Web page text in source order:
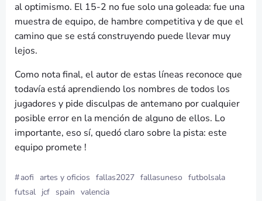
al optimismo. El 15-2 no fue solo una goleada: fue una
muestra de equipo, de hambre competitiva y de que el
camino que se está construyendo puede llevar muy
lejos.
Como nota final, el autor de estas líneas reconoce que
todavía está aprendiendo los nombres de todos los
jugadores y pide disculpas de antemano por cualquier
posible error en la mención de alguno de ellos. Lo
importante, eso sí, quedó claro sobre la pista: este
equipo promete !
#aofi artes y oficios fallas2027 fallasuneso futbolsala
futsal jcf spain valencia